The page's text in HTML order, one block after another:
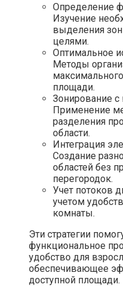
Определение
Изучение
выделения
целями.
Оптимальное
Методы
площади.
Зонирование
Применение
разделения
области.
Интеграция
Создание
областей без
перегородок.
Учет потоков
учетом
комнаты.
Эти стратегии
функциональное
удобство для
обеспечивающее
доступной площади.